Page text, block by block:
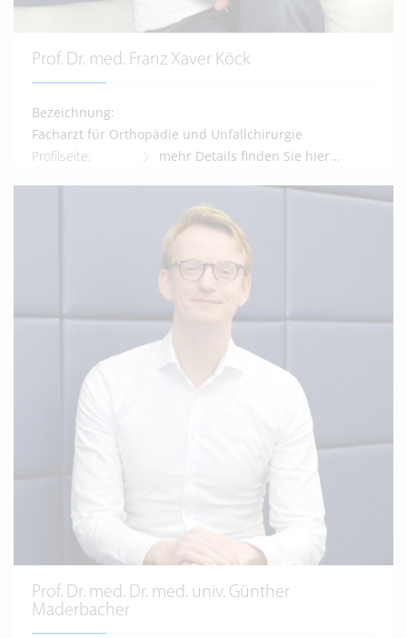
Prof. Dr. med. Franz Xaver Köck
Bezeichnung:
Facharzt für Orthopädie und Unfallchirurgie
Profilseite:
mehr Details finden Sie hier...
Prof. Dr. med. Dr. med. univ. Günther
Maderbacher